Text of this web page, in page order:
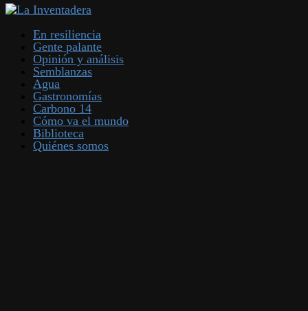
En resiliencia
Gente palante
Opinión y análisis
Semblanzas
Agua
Gastronomías
Carbono 14
Cómo va el mundo
Biblioteca
Quiénes somos